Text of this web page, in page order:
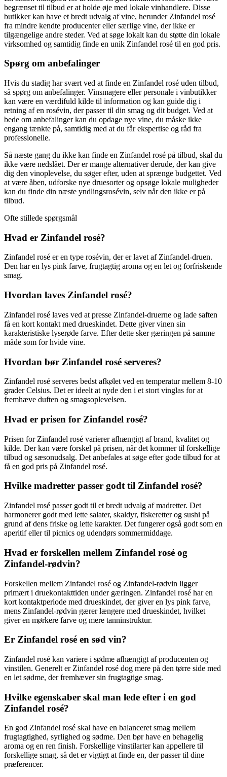
begrænset til tilbud er at holde øje med lokale vinhandlere. Disse
butikker kan have et bredt udvalg af vine, herunder Zinfandel rosé
fra mindre kendte producenter eller særlige vine, der ikke er
tilgængelige andre steder. Ved at søge lokalt kan du støtte din lokale
virksomhed og samtidig finde en unik Zinfandel rosé til en god pris.
Spørg om anbefalinger
Hvis du stadig har svært ved at finde en Zinfandel rosé uden tilbud,
så spørg om anbefalinger. Vinsmagere eller personale i vinbutikker
kan være en værdifuld kilde til information og kan guide dig i
retning af en rosévin, der passer til din smag og dit budget. Ved at
bede om anbefalinger kan du opdage nye vine, du måske ikke
engang tænkte på, samtidig med at du får ekspertise og råd fra
professionelle.
Så næste gang du ikke kan finde en Zinfandel rosé på tilbud, skal du
ikke være nedslået. Der er mange alternativer derude, der kan give
dig den vinoplevelse, du søger efter, uden at sprænge budgettet. Ved
at være åben, udforske nye druesorter og opsøge lokale muligheder
kan du finde din næste yndlingsrosévin, selv når den ikke er på
tilbud.
Ofte stillede spørgsmål
Hvad er Zinfandel rosé?
Zinfandel rosé er en type rosévin, der er lavet af Zinfandel-druen.
Den har en lys pink farve, frugtagtig aroma og en let og forfriskende
smag.
Hvordan laves Zinfandel rosé?
Zinfandel rosé laves ved at presse Zinfandel-druerne og lade saften
få en kort kontakt med drueskindet. Dette giver vinen sin
karakteristiske lyserøde farve. Efter dette sker gæringen på samme
måde som for hvide vine.
Hvordan bør Zinfandel rosé serveres?
Zinfandel rosé serveres bedst afkølet ved en temperatur mellem 8-10
grader Celsius. Det er ideelt at nyde den i et stort vinglas for at
fremhæve duften og smagsoplevelsen.
Hvad er prisen for Zinfandel rosé?
Prisen for Zinfandel rosé varierer afhængigt af brand, kvalitet og
kilde. Der kan være forskel på prisen, når det kommer til forskellige
tilbud og sæsonudsalg. Det anbefales at søge efter gode tilbud for at
få en god pris på Zinfandel rosé.
Hvilke madretter passer godt til Zinfandel rosé?
Zinfandel rosé passer godt til et bredt udvalg af madretter. Det
harmonerer godt med lette salater, skaldyr, fiskeretter og sushi på
grund af dens friske og lette karakter. Det fungerer også godt som en
aperitif eller til picnics og udendørs sommermiddage.
Hvad er forskellen mellem Zinfandel rosé og
Zinfandel-rødvin?
Forskellen mellem Zinfandel rosé og Zinfandel-rødvin ligger
primært i druekontakttiden under gæringen. Zinfandel rosé har en
kort kontaktperiode med drueskindet, der giver en lys pink farve,
mens Zinfandel-rødvin gærer længere med drueskindet, hvilket
giver en mørkere farve og mere tanninstruktur.
Er Zinfandel rosé en sød vin?
Zinfandel rosé kan variere i sødme afhængigt af producenten og
vinstilen. Generelt er Zinfandel rosé dog mere på den tørre side med
en let sødme, der fremhæver sin frugtagtige smag.
Hvilke egenskaber skal man lede efter i en god
Zinfandel rosé?
En god Zinfandel rosé skal have en balanceret smag mellem
frugtagtighed, syrlighed og sødme. Den bør have en behagelig
aroma og en ren finish. Forskellige vinstilarter kan appellere til
forskellige smag, så det er vigtigt at finde en, der passer til dine
præferencer.